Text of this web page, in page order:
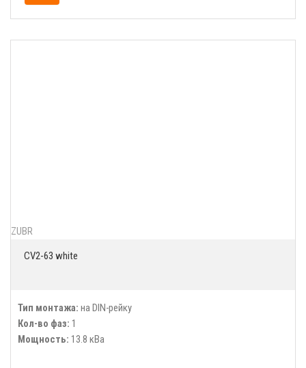
ZUBR
CV2-63 white
Тип монтажа: на DIN-рейку
Кол-во фаз: 1
Мощность: 13.8 кВа